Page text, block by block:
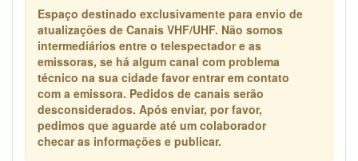
Espaço destinado exclusivamente para envio de
atualizações de Canais VHF/UHF. Não somos
intermediários entre o telespectador e as
emissoras, se há algum canal com problema
técnico na sua cidade favor entrar em contato
com a emissora. Pedidos de canais serão
desconsiderados. Após enviar, por favor,
pedimos que aguarde até um colaborador
checar as informações e publicar.